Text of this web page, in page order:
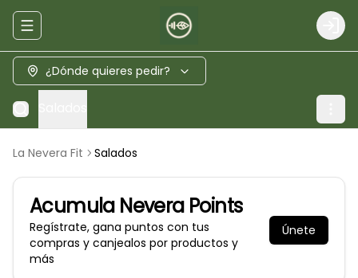
Abrir menu de navegación Login
¿Dónde quieres pedir?
La Nevera Fit Salados
Acumula Nevera Points
Regístrate, gana puntos con tus
compras y canjealos por productos y
más
Únete